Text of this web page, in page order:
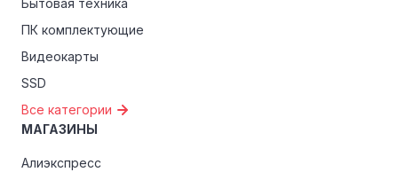
ПК комплектующие
Видеокарты
SSD
Все категории
МАГАЗИНЫ
Алиэкспресс